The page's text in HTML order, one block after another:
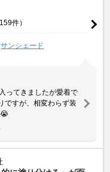
159件）
サンシェード
ってきましたが愛着で
ですが、相変わらず装